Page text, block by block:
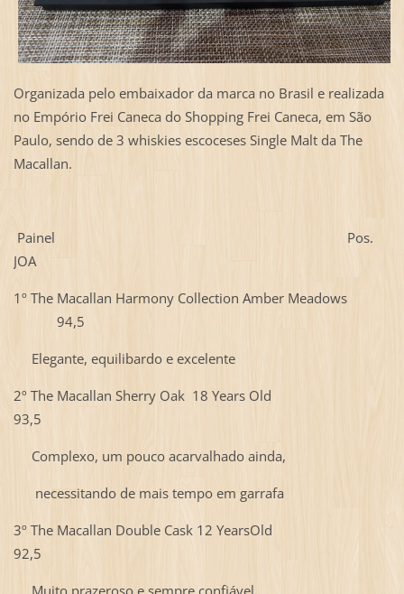
Organizada pelo embaixador da marca no Brasil e realizada
no Empório Frei Caneca do Shopping Frei Caneca, em São
Paulo, sendo de 3 whiskies escoceses Single Malt da The
Macallan.
Painel Pos.
JOA
1º The Macallan Harmony Collection Amber Meadows
94,5
Elegante, equilibardo e excelente
2º The Macallan Sherry Oak 18 Years Old
93,5
Complexo, um pouco acarvalhado ainda,
necessitando de mais tempo em garrafa
3º The Macallan Double Cask 12 YearsOld
92,5
Muito prazeroso e sempre confiável